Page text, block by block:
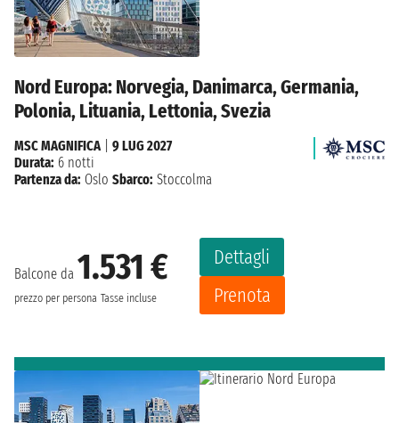
Nord Europa: Norvegia, Danimarca, Germania,
Polonia, Lituania, Lettonia, Svezia
Balcone da 1.531 €
prezzo per persona Tasse incluse
Dettagli
Prenota
MSC MAGNIFICA
9 LUG 2027
Durata: 6 notti
Partenza da: Oslo Sbarco: Stoccolma